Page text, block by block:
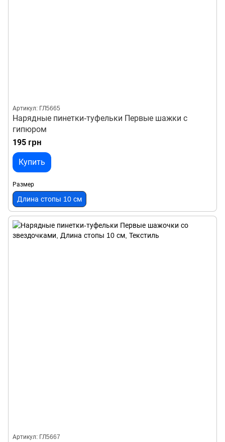
Артикул: ГЛ5665
Нарядные пинетки-туфельки Первые шажки с
гипюром
195 грн
Купить
Размер
Длина стопы 10 см
Артикул: ГЛ5667